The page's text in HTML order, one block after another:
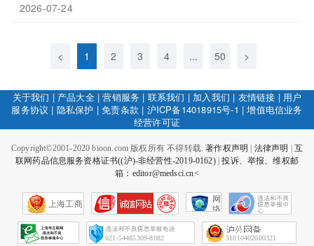
2026-07-24
< 1 2 3 4 ... 50 >
关于我们 | 产品大全|营销服务 | 联系我们 | 加入我们 | 友情链接 | 用户
服务协议 | 隐私保护 |免责条款 | 沪ICP备14018915号-1 |增值电信业务
经营许可证
Copyright©2001-2020 bioon.com 版权所有 不得转载.著作权声明 法律声明
互
联网药品信息服务资格证书((沪)-非经营性-2019-0162)|投诉、举报、维权邮
箱：editor@medsci.cn<
上海工商
网
络
会
征
021-54485309-8082 31010402000321